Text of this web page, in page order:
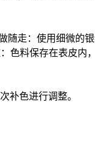
走：使用细微的
色料保存在表皮内
补色进行调整。